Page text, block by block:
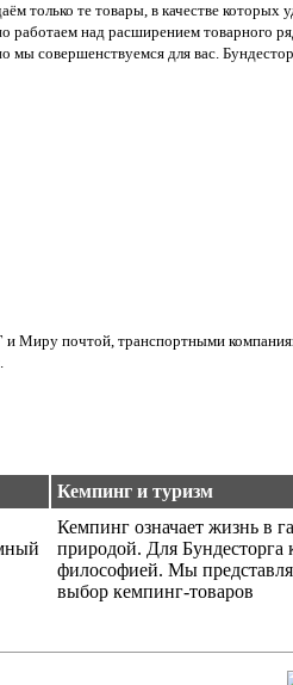
только те товары, в качестве которых
работаем над расширением товарного
мы совершенствуемся для вас.
и Миру почтой, транспортными
Кемпинг и туризм
Кемпинг означает жизнь в
природой. Для Бундесторга
философией. Мы
выбор кемпинг-товаров